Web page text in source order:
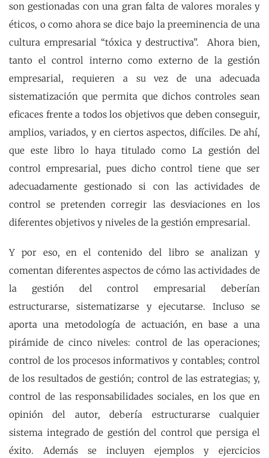
son gestionadas con una gran falta de valores morales y
éticos, o como ahora se dice bajo la preeminencia de una
cultura empresarial “tóxica y destructiva”. Ahora bien,
tanto el control interno como externo de la gestión
empresarial, requieren a su vez de una adecuada
sistematización que permita que dichos controles sean
eficaces frente a todos los objetivos que deben conseguir,
amplios, variados, y en ciertos aspectos, difíciles. De ahí,
que este libro lo haya titulado como La gestión del
control empresarial, pues dicho control tiene que ser
adecuadamente gestionado si con las actividades de
control se pretenden corregir las desviaciones en los
diferentes objetivos y niveles de la gestión empresarial.
Y por eso, en el contenido del libro se analizan y
comentan diferentes aspectos de cómo las actividades de
la gestión del control empresarial deberían
estructurarse, sistematizarse y ejecutarse. Incluso se
aporta una metodología de actuación, en base a una
pirámide de cinco niveles: control de las operaciones;
control de los procesos informativos y contables; control
de los resultados de gestión; control de las estrategias; y,
control de las responsabilidades sociales, en los que en
opinión del autor, debería estructurarse cualquier
sistema integrado de gestión del control que persiga el
éxito. Además se incluyen ejemplos y ejercicios